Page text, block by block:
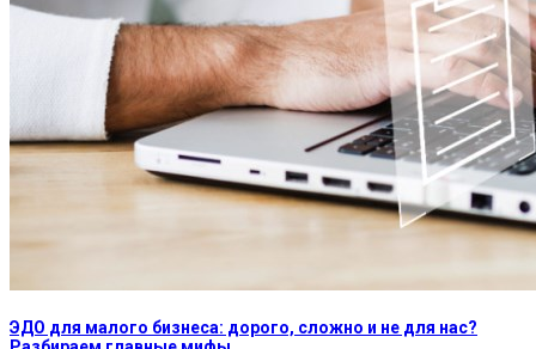
ЭДО для малого бизнеса: дорого, сложно и не для нас?